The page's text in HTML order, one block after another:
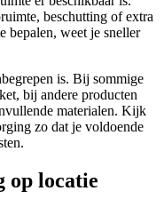
beschutting of extra
bepalen, weet je sneller
is. Bij sommige
bij andere producten
materialen. Kijk
zo dat je voldoende
op locatie